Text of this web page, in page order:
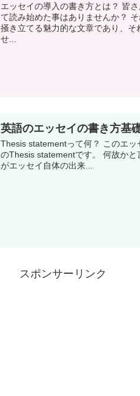
エッセイの導入の書き方とは？ 皆
て読み始めた事はありませんか？
掻き立てる魅力的な文章であり、
せ...
英語のエッセイの書き方基
Thesis statementって何？ このエッ
のThesis statementです。 何故か
がエッセイ自体の出来...
スポンサーリンク